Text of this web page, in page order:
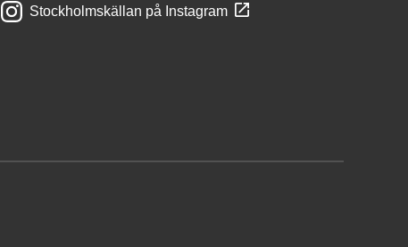
Stockholmskällan på Instagram